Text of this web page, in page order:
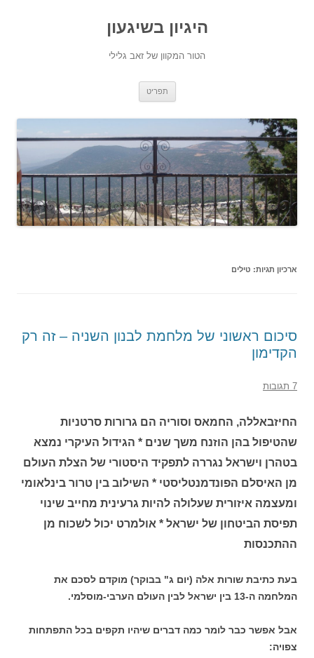
היגיון בשיגעון
הטור המקוון של זאב גלילי
תפריט
ארכיון תגיות: טילים
סיכום ראשוני של מלחמת לבנון השניה – זה רק
הקדימון
7 תגובות
החיזבאללה, החמאס וסוריה הם גרורות סרטניות
שהטיפול בהן הוזנח משך שנים * הגידול העיקרי נמצא
בטהרן וישראל נגררה לתפקיד היסטורי של הצלת העולם
מן האיסלם הפונדמנטליסטי * השילוב בין טרור בינלאומי
ומעצמה איזורית שעלולה להיות גרעינית מחייב שינוי
תפיסת הביטחון של ישראל * אולמרט יכול לשכוח מן
ההתכנסות
בעת כתיבת שורות אלה (יום ג" בבוקר) מוקדם לסכם את
המלחמה ה-13 בין ישראל לבין העולם הערבי-מוסלמי.
אבל אפשר כבר לומר כמה דברים שיהיו תקפים בכל התפתחות
צפויה: